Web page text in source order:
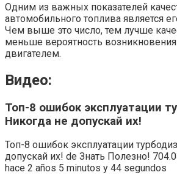
Одним из важных показателей
автомобильного топлива является
Чем выше это число, тем лучше
меньше вероятность
двигателем.
Видео:
Топ-8 ошибок эксплуатации
Никогда не допускай их!
Топ-8 ошибок эксплуатации
допускай их! de Знать Полезно!
hace 2 años 5 minutos y 44 segundos